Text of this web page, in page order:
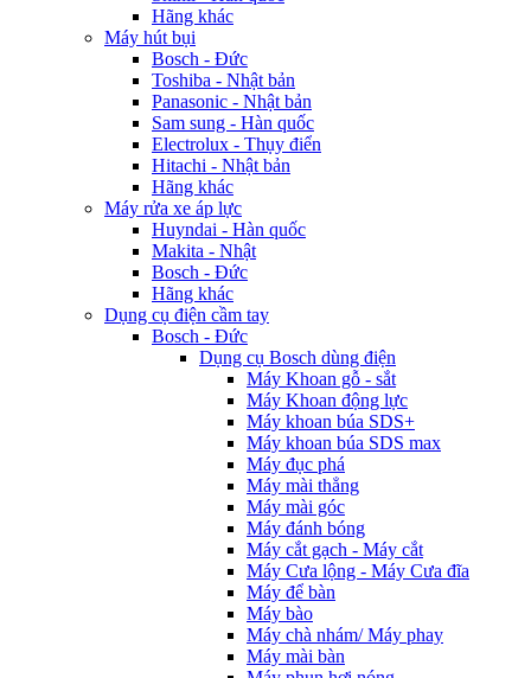
Hãng khác
Máy hút bụi
Bosch - Đức
Toshiba - Nhật bản
Panasonic - Nhật bản
Sam sung - Hàn quốc
Electrolux - Thụy điển
Hitachi - Nhật bản
Hãng khác
Máy rửa xe áp lực
Huyndai - Hàn quốc
Makita - Nhật
Bosch - Đức
Hãng khác
Dụng cụ điện cầm tay
Bosch - Đức
Dụng cụ Bosch dùng điện
Máy Khoan gỗ - sắt
Máy Khoan động lực
Máy khoan búa SDS+
Máy khoan búa SDS max
Máy đục phá
Máy mài thẳng
Máy mài góc
Máy đánh bóng
Máy cắt gạch - Máy cắt
Máy Cưa lộng - Máy Cưa đĩa
Máy để bàn
Máy bào
Máy chà nhám/ Máy phay
Máy mài bàn